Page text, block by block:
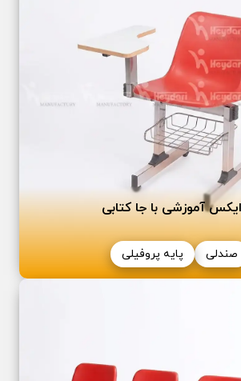
آموزشی با جا کتابی
صندلی پایه پروفیلی